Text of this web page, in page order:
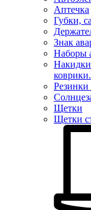
Аптечка
Губки,
Знак
Наборы
Накидки
коврики.
Резинки
Щетки
Щетки